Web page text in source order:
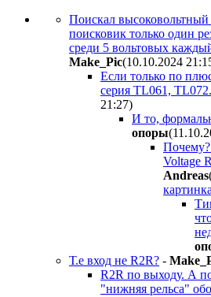
Поискал
поисковик только один
среди 5 вольтовых
Make_Pic(10.10.2024
Если только по
серия TL061,
21:27)
И то,
oпopы
Voltage
Andreas
картинка
Т.е вход не R2R? -
R2R по выходу. А
"нижняя рельса"